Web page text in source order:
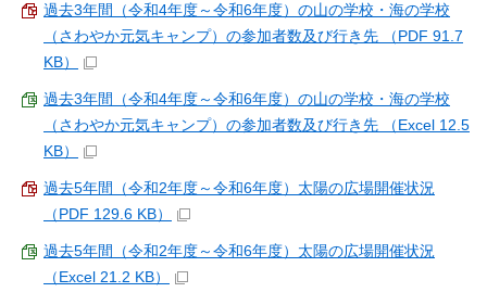
過去3年間（令和4年度～令和6年度）の山の学校・海の学校
（さわやか元気キャンプ）の参加者数及び行き先 （PDF 91.7
KB）
過去3年間（令和4年度～令和6年度）の山の学校・海の学校
（さわやか元気キャンプ）の参加者数及び行き先 （Excel 12.5
KB）
過去5年間（令和2年度～令和6年度）太陽の広場開催状況
（PDF 129.6 KB）
過去5年間（令和2年度～令和6年度）太陽の広場開催状況
（Excel 21.2 KB）